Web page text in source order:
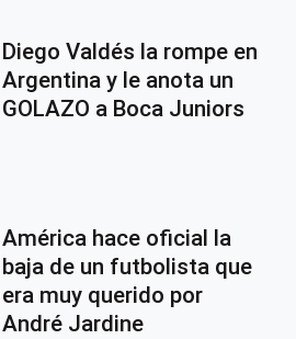
Diego Valdés la rompe en
Argentina y le anota un
GOLAZO a Boca Juniors
América hace oficial la
baja de un futbolista que
era muy querido por
André Jardine